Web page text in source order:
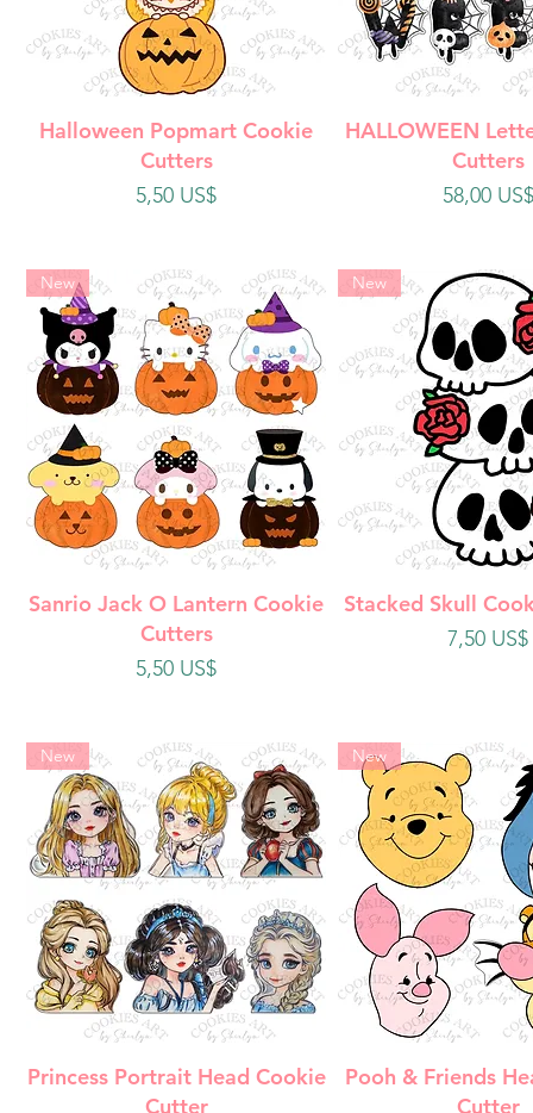
Vista rápida
Halloween Popmart Cookie
Cutters
Precio
5,50 US$
Vista
HALLOWEEN
Cutters
Precio
58,00 US$
Vista rápida
New
Sanrio Jack O Lantern Cookie
Cutters
Precio
5,50 US$
Vista
New
Stacked Skull
Precio
7,50 US$
Vista rápida
New
Princess Portrait Head Cookie
Cutter
Vista
New
Pooh & Friends
Cutter